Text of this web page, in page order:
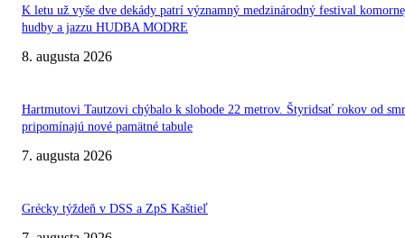
K letu už vyše dve dekády patrí významný medzinárodný festival
hudby a jazzu HUDBA MODRE
8. augusta 2026
Hartmutovi Tautzovi chýbalo k slobode 22 metrov. Štyridsať rokov od
pripomínajú nové pamätné tabule
7. augusta 2026
Grécky týždeň v DSS a ZpS Kaštieľ